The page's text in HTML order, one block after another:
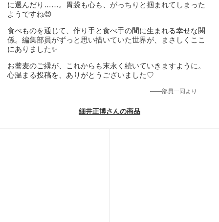
に選んだり……。胃袋も心も、がっちりと掴まれてしまった
ようですね😍
食べものを通じて、作り手と食べ手の間に生まれる幸せな関
係。編集部員がずっと思い描いていた世界が、まさしくここ
にありました✨️
お蕎麦のご縁が、これからも末永く続いていきますように。
心温まる投稿を、ありがとうございました♡
——部員一同より
細井正博さんの商品